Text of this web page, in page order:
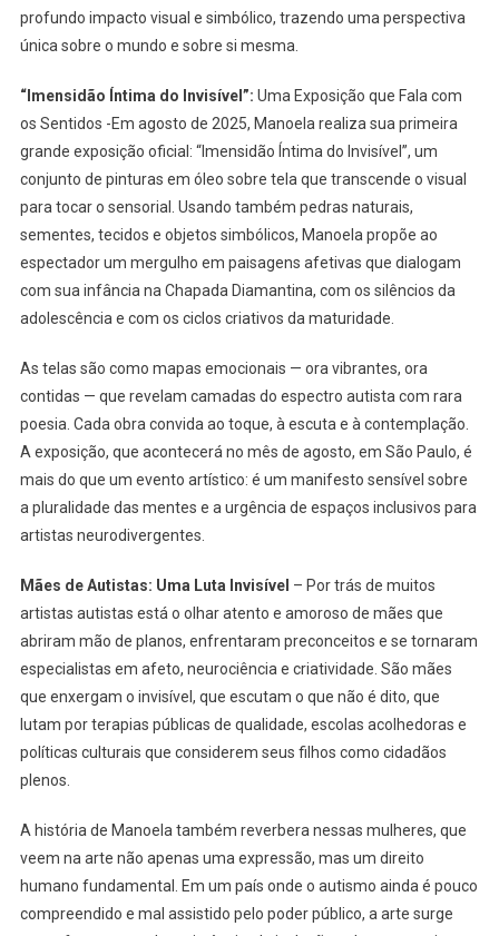
profundo impacto visual e simbólico, trazendo uma perspectiva
única sobre o mundo e sobre si mesma.
“Imensidão Íntima do Invisível”: Uma Exposição que Fala com
os Sentidos -Em agosto de 2025, Manoela realiza sua primeira
grande exposição oficial: “Imensidão Íntima do Invisível”, um
conjunto de pinturas em óleo sobre tela que transcende o visual
para tocar o sensorial. Usando também pedras naturais,
sementes, tecidos e objetos simbólicos, Manoela propõe ao
espectador um mergulho em paisagens afetivas que dialogam
com sua infância na Chapada Diamantina, com os silêncios da
adolescência e com os ciclos criativos da maturidade.
As telas são como mapas emocionais — ora vibrantes, ora
contidas — que revelam camadas do espectro autista com rara
poesia. Cada obra convida ao toque, à escuta e à contemplação.
A exposição, que acontecerá no mês de agosto, em São Paulo, é
mais do que um evento artístico: é um manifesto sensível sobre
a pluralidade das mentes e a urgência de espaços inclusivos para
artistas neurodivergentes.
Mães de Autistas: Uma Luta Invisível – Por trás de muitos
artistas autistas está o olhar atento e amoroso de mães que
abriram mão de planos, enfrentaram preconceitos e se tornaram
especialistas em afeto, neurociência e criatividade. São mães
que enxergam o invisível, que escutam o que não é dito, que
lutam por terapias públicas de qualidade, escolas acolhedoras e
políticas culturais que considerem seus filhos como cidadãos
plenos.
A história de Manoela também reverbera nessas mulheres, que
veem na arte não apenas uma expressão, mas um direito
humano fundamental. Em um país onde o autismo ainda é pouco
compreendido e mal assistido pelo poder público, a arte surge